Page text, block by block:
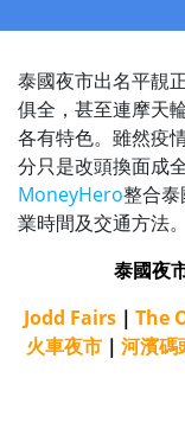
泰國夜市出名平靚
俱全，甚至連摩天
各有特色。雖然疫
分只是改頭換面成
MoneyHero整合
業時間及交通方法。
泰國夜
Jodd Fairs｜ The
火車夜市｜ 河濱碼